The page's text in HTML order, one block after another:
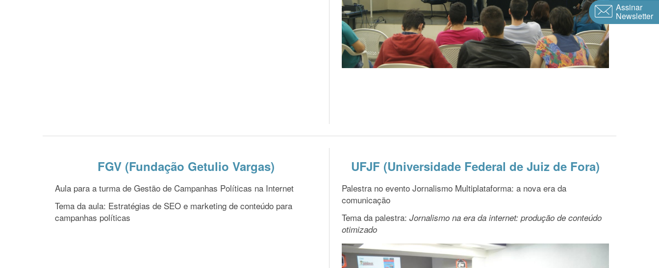
Assinar
Newsletter
FGV (Fundação Getulio Vargas)
Aula para a turma de Gestão de Campanhas Políticas na Internet
Tema da aula: Estratégias de SEO e marketing de conteúdo para
campanhas políticas
UFJF (Universidade Federal de Juiz de Fora)
Palestra no evento Jornalismo Multiplataforma: a nova era da
comunicação
Tema da palestra: Jornalismo na era da internet: produção de conteúdo
otimizado